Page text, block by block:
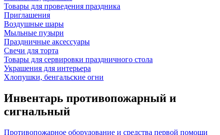
Товары для проведения праздника
Приглашения
Воздушные шары
Мыльные пузыри
Праздничные аксессуары
Свечи для торта
Товары для сервировки праздничного стола
Украшения для интерьера
Хлопушки, бенгальские огни
Инвентарь противопожарный и
сигнальный
Противопожарное оборудование и средства первой помощи